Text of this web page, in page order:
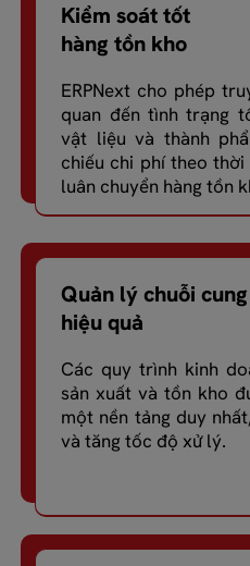
Quản lý chuỗi
hiệu quả
Các quy trình kinh
sản xuất và tồn kho
một nền tảng duy
và tăng tốc độ xử lý.
Kiểm soát tốt
hàng tồn kho
ERPNext cho phép
quan đến tình trạng
vật liệu và thành
chiếu chi phí theo
luân chuyển hàng tồn